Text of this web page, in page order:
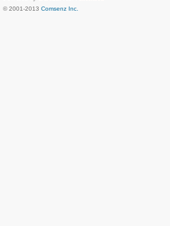
© 2001-2013 Comsenz Inc.